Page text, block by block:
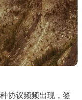
协议频频出现，签